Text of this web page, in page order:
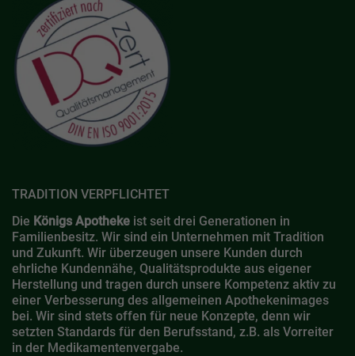
TRADITION VERPFLICHTET
Die Königs Apotheke ist seit drei Generationen in
Familienbesitz. Wir sind ein Unternehmen mit Tradition
und Zukunft. Wir überzeugen unsere Kunden durch
ehrliche Kundennähe, Qualitätsprodukte aus eigener
Herstellung und tragen durch unsere Kompetenz aktiv zu
einer Verbesserung des allgemeinen Apothekenimages
bei. Wir sind stets offen für neue Konzepte, denn wir
setzten Standards für den Berufsstand, z.B. als Vorreiter
in der Medikamentenvergabe.